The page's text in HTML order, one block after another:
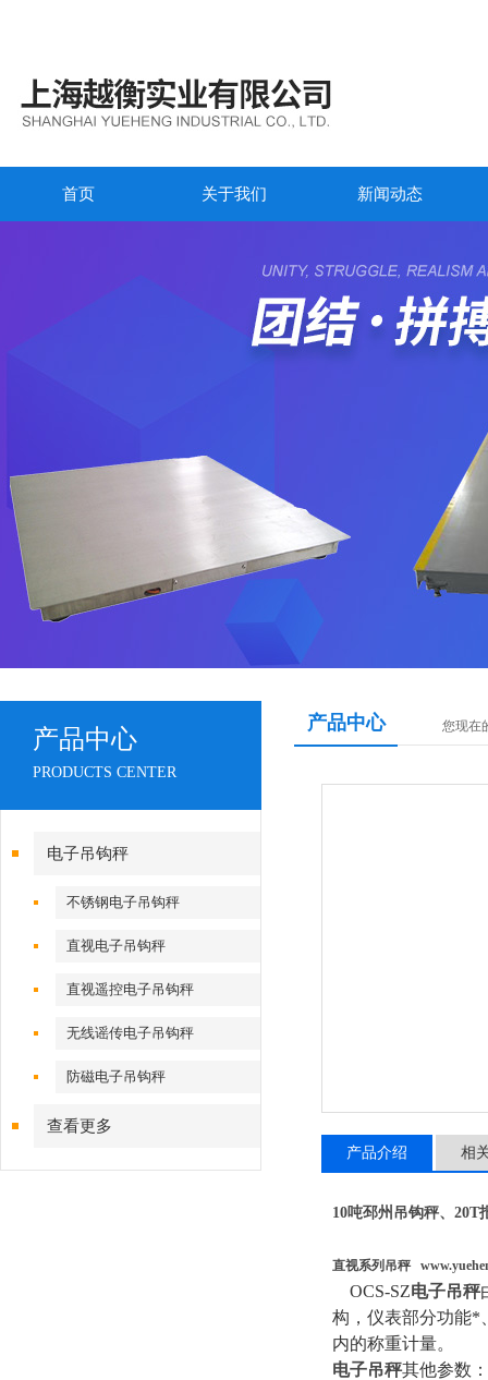
首页 关于我们 新闻动态
产品中心
PRODUCTS CENTER
电子吊钩秤
不锈钢电子吊钩秤
直视电子吊钩秤
直视遥控电子吊钩秤
无线谣传电子吊钩秤
防磁电子吊钩秤
查看更多
产品中心 您现在
产品介绍 相
10吨邳州吊钩秤、20T
直视系列吊秤
OCS-SZ电子吊秤
构，仪表部分功能*
内的称重计量。
电子吊秤其他参数：